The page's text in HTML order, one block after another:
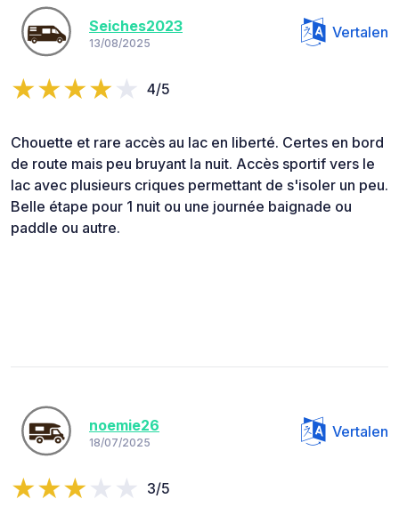
Seiches2023
13/08/2025
Vertalen
4/5
Chouette et rare accès au lac en liberté. Certes en bord
de route mais peu bruyant la nuit. Accès sportif vers le
lac avec plusieurs criques permettant de s'isoler un peu.
Belle étape pour 1 nuit ou une journée baignade ou
paddle ou autre.
noemie26
18/07/2025
Vertalen
3/5